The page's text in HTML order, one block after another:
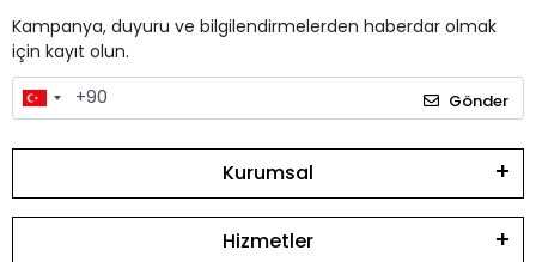
Kampanya, duyuru ve bilgilendirmelerden haberdar olmak
için kayıt olun.
Gönder
Kurumsal
Hizmetler